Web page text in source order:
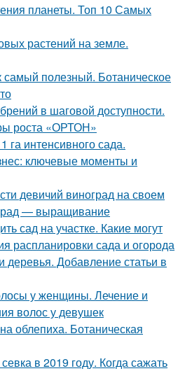
планеты. Топ 10 Самых
растений на земле.
полезный. Ботаническое
в шаговой доступности.
роста «ОРТОН»
га интенсивного сада.
ключевые моменты и
девичий виноград на своем
— выращивание
сад на участке. Какие могут
распланировки сада и огорода
деревья. Добавление статьи в
у женщины. Лечение и
волос у девушек
облепиха. Ботаническая
в 2019 году. Когда сажать